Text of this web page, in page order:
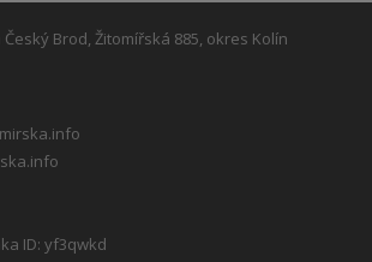
Brod, Žitomířská 885, okres Kolín
ID: yf3qwkd